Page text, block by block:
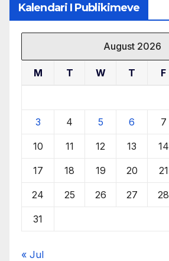
Kalendari I Publikimeve
August 2026
M T W T F
3 4 5 6 7
10 11 12 13 14
17 18 19 20 21
24 25 26 27 28
31
« Jul